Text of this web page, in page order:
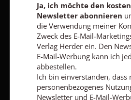
Vertrag widerrufen
Ja, ich möchte den
Newsletter abonnieren
die Verwendung meiner
Zweck des E-Mail-
Verlag Herder ein. Den
E-Mail-Werbung kann ich
abbestellen.
Ich bin einverstanden, dass
personenbezogenes
Newsletter und E-Mail-